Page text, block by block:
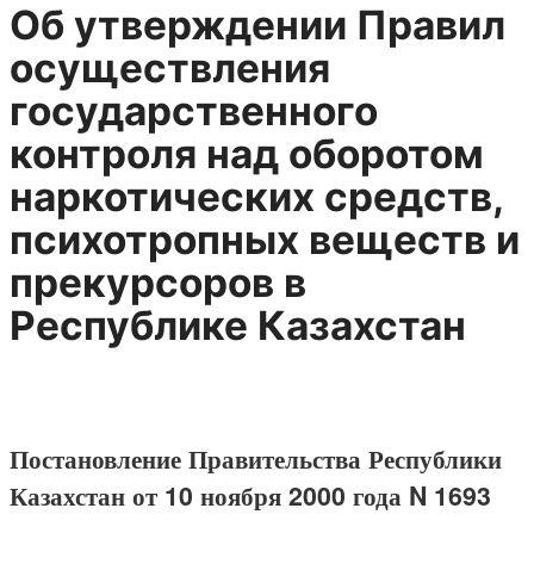
Об утверждении Правил
осуществления
государственного
контроля над оборотом
наркотических средств,
психотропных веществ и
прекурсоров в
Республике Казахстан
Постановление Правительства Республики
Казахстан от 10 ноября 2000 года N 1693